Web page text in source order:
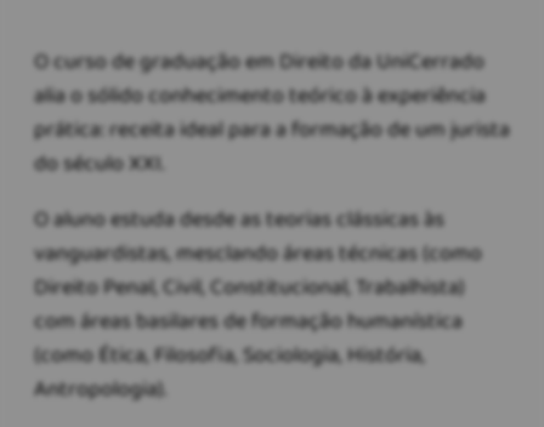
O curso de graduação em Direito da UniCerrado
alia o sólido conhecimento teórico à experiência
prática: receita ideal para a formação de um jurista
do século XXI.
O aluno estuda desde as teorias clássicas às
vanguardistas, mesclando áreas técnicas (como
Direito Penal, Civil, Constitucional, Trabalhista)
com áreas basilares de formação humanística
(como Ética, Filosofia, Sociologia, História,
Antropologia).